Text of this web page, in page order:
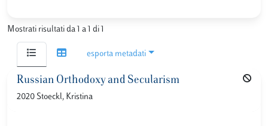
Mostrati risultati da 1 a 1 di 1
esporta metadati
Russian Orthodoxy and Secularism
2020 Stoeckl, Kristina